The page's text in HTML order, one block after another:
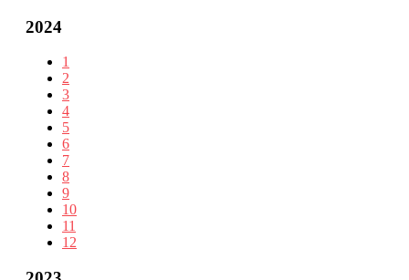
2024
1
2
3
4
5
6
7
8
9
10
11
12